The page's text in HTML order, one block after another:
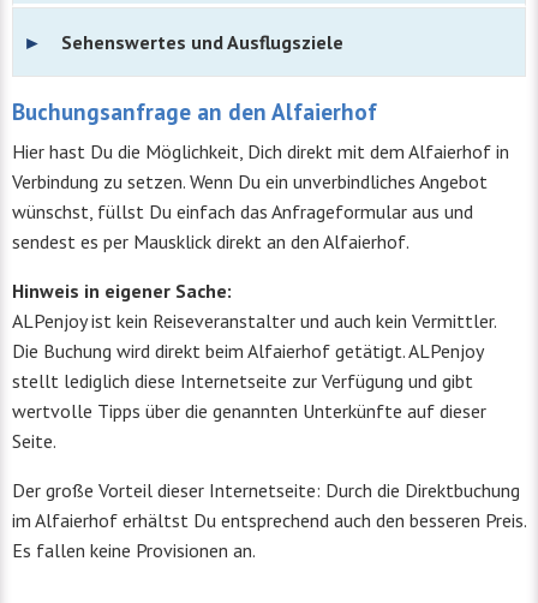
Sehenswertes und Ausflugsziele
Buchungsanfrage an den Alfaierhof
Hier hast Du die Möglichkeit, Dich direkt mit dem Alfaierhof in
Verbindung zu setzen. Wenn Du ein unverbindliches Angebot
wünschst, füllst Du einfach das Anfrageformular aus und
sendest es per Mausklick direkt an den Alfaierhof.
Hinweis in eigener Sache:
ALPenjoy ist kein Reiseveranstalter und auch kein Vermittler.
Die Buchung wird direkt beim Alfaierhof getätigt. ALPenjoy
stellt lediglich diese Internetseite zur Verfügung und gibt
wertvolle Tipps über die genannten Unterkünfte auf dieser
Seite.
Der große Vorteil dieser Internetseite: Durch die Direktbuchung
im Alfaierhof erhältst Du entsprechend auch den besseren Preis.
Es fallen keine Provisionen an.